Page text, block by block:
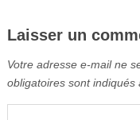
Laisser un
Votre adresse e-mail ne
obligatoires sont indiqués